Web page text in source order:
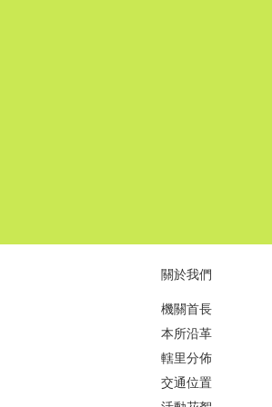
關於我們
機關首長
本所沿革
轄里分佈
交通位置